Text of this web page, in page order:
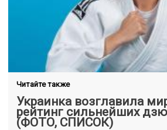
Читайте также
Украинка возглавила
рейтинг сильнейших
(ФОТО, СПИСОК)